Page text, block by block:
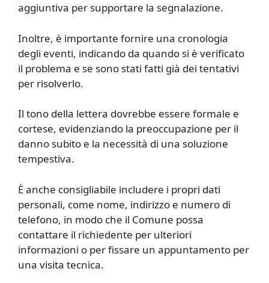
aggiuntiva per supportare la segnalazione.
Inoltre, è importante fornire una cronologia
degli eventi, indicando da quando si è verificato
il problema e se sono stati fatti già dei tentativi
per risolverlo.
Il tono della lettera dovrebbe essere formale e
cortese, evidenziando la preoccupazione per il
danno subito e la necessità di una soluzione
tempestiva.
È anche consigliabile includere i propri dati
personali, come nome, indirizzo e numero di
telefono, in modo che il Comune possa
contattare il richiedente per ulteriori
informazioni o per fissare un appuntamento per
una visita tecnica.